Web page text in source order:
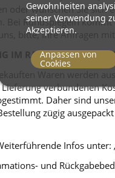
oder wünschen Sie
Bei Rundspiegeln
bitte, Ihre Anfragen
IM RAHMEN UNSERES
Waren werden
verbundenen
Daher sind
zügig
Infos unter:
und
Gewohnheiten
seiner Verwendung
Akzeptieren.
Anpassen von
Cookies